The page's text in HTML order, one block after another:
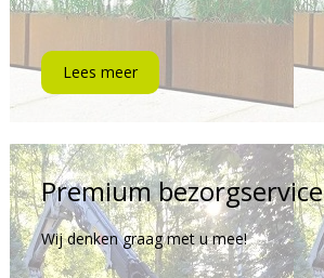
Lees meer
Premium bezorgservice
Wij denken graag met u mee!